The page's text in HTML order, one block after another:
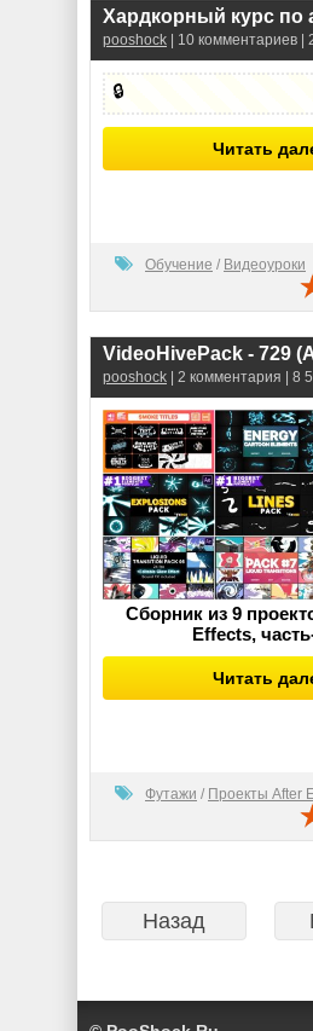
pooshock | 10 комментариев |
🔒
Читать
Обучение / Видеоуроки
pooshock | 2 комментария | 8
Сборник из 9
Effects,
Читать
Футажи / Проекты After
Назад